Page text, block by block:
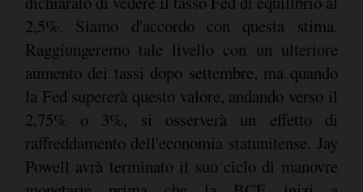
2,5%. Siamo d'accordo con questa stima.
Raggiungeremo tale livello con un ulteriore
aumento dei tassi dopo settembre, ma quando
la Fed supererà questo valore, andando verso il
2,75% o 3%, si osserverà un effetto di
raffreddamento dell'economia statunitense. Jay
Powell avrà terminato il suo ciclo di manovre